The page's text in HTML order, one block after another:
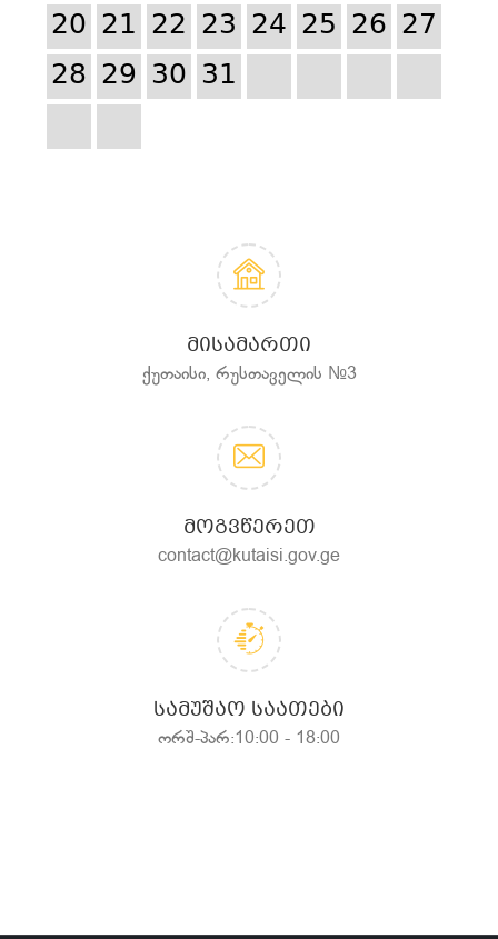
20 21 22 23 24 25 26 27
28 29 30 31
ᲛᲘᲡᲐᲛᲐᲠᲗᲘ
ქუთაისი, რუსთაველის №3
ᲛᲝᲒᲕᲬᲔᲠᲔᲗ
contact@kutaisi.gov.ge
ᲡᲐᲛᲣᲨᲐᲝ ᲡᲐᲐᲗᲔᲑᲘ
ორშ-პარ:10:00 - 18:00